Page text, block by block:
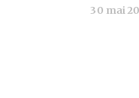
30 mai